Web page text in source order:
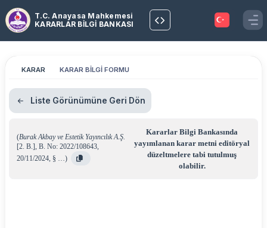
T.C. Anayasa Mahkemesi
KARARLAR BİLGİ BANKASI
KARAR KARAR BİLGİ FORMU
Liste Görünümüne Geri Dön
(Burak Akbay ve Estetik Yayıncılık A.Ş.
[2. B.], B. No: 2022/108643,
20/11/2024, § …)
Kararlar Bilgi Bankasında
yayımlanan karar metni editöryal
düzeltmelere tabi tutulmuş
olabilir.